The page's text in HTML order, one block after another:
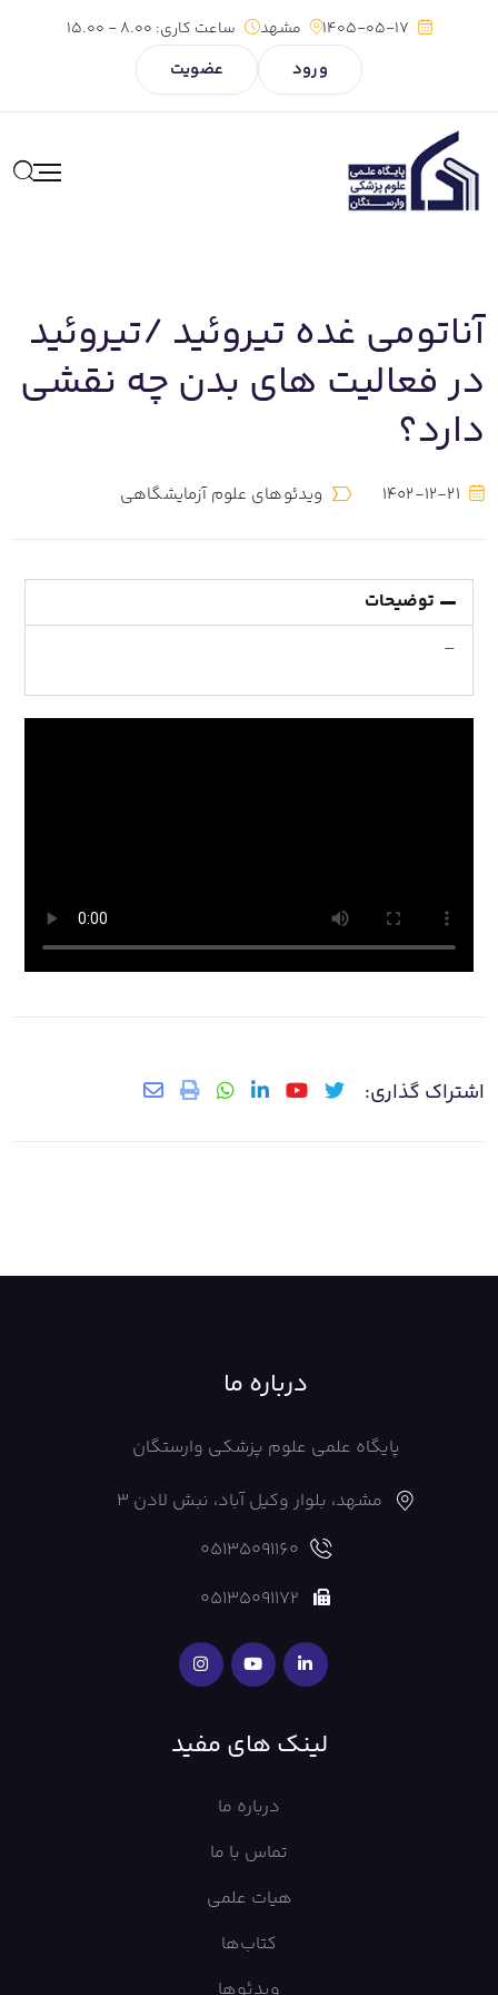
1405-05-17 مشهد ساعت کاری:
ورود عضویت
آناتومی غده تیروئید /تیروئید
در فعالیت های بدن چه نقشی
دارد؟
1402-12-21 ویدئوهای علوم آزمایشگاهی
توضیحات
–
اشتراک گذاری:
درباره ما
پایگاه علمی علوم پزشکی وارستگان
مشهد، بلوار وکیل آباد، نبش لادن 3
05135091160
05135091172
لینک های مفید
درباره ما
تماس با ما
هیات علمی
کتاب‌ها